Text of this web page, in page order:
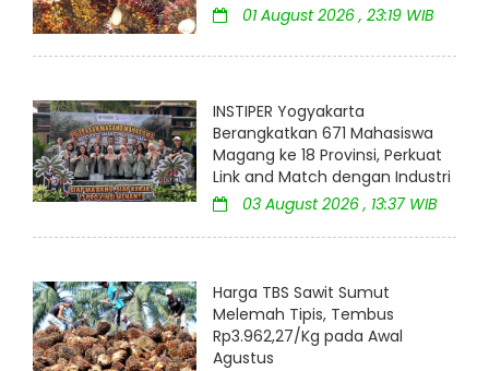
01 August 2026 , 23:19 WIB
INSTIPER Yogyakarta
Berangkatkan 671 Mahasiswa
Magang ke 18 Provinsi, Perkuat
Link and Match dengan Industri
03 August 2026 , 13:37 WIB
Harga TBS Sawit Sumut
Melemah Tipis, Tembus
Rp3.962,27/Kg pada Awal
Agustus